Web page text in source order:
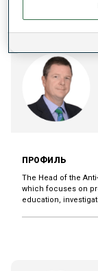
ПРОФИЛЬ
The Head of the
which focuses on
education,